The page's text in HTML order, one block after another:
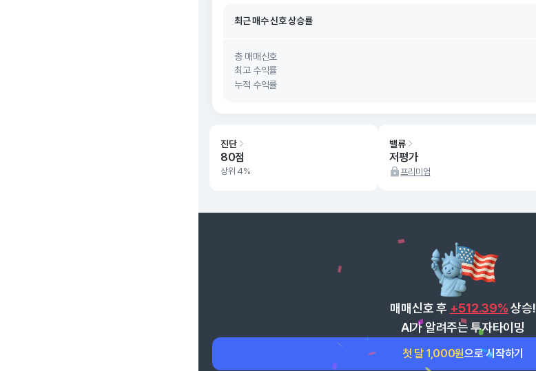
최근 매수 신호26. 08/08
총 매매신호
최고 수익률
누적 수익률
진단
80점
상위 4%
밸류
저평가
프리미엄
매매신호 후 +512.39% 상승!
AI가 알려주는 투자타이밍
첫 달 1,000원으로 시작하기